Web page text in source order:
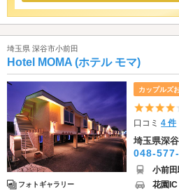
埼玉県 深谷市小前田
Hotel MOMA (ホテル モマ)
フォトギャラリー
カップルズ
口コミ4 件
埼玉県深
048-
小前
花園IC